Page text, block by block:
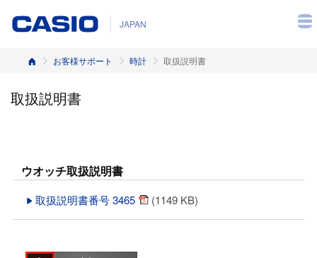
JAPAN
ホームお客様サポート 時計 取扱説明書
取扱説明書
ウオッチ取扱説明書
取扱説明書番号 3465 (1149 KB)